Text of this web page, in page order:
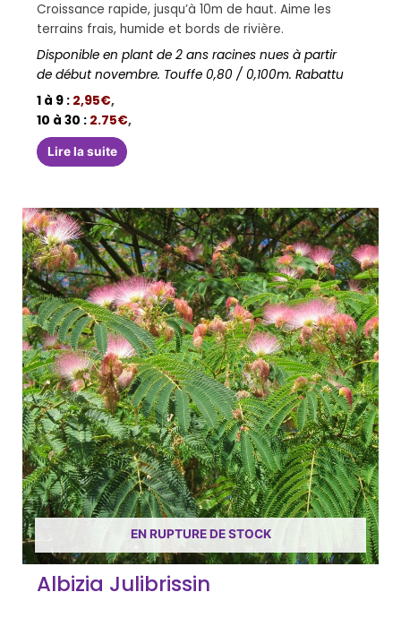
Croissance rapide, jusqu’à 10m de haut. Aime les
terrains frais, humide et bords de rivière.
Disponible en plant de 2 ans racines nues à partir
de début novembre. Touffe 0,80 / 0,100m. Rabattu
1 à 9 : 2,95€,
10 à 30 : 2.75€,
Lire la suite
EN RUPTURE DE STOCK
Albizia Julibrissin